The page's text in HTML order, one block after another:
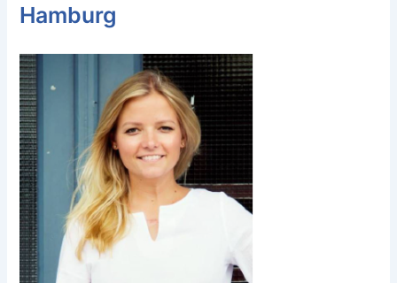
Hamburg